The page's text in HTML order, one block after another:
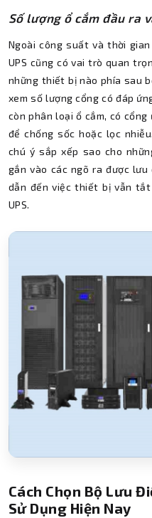
Số lượng ổ cắm đầu ra
Ngoài công suất và thời
UPS cũng có vai trò quan
những thiết bị nào phía sau
xem số lượng cổng có đáp
còn phân loại ổ cắm, có
để chống sốc hoặc lọc
chú ý sắp xếp sao cho
gắn vào các ngõ ra được
dẫn đến việc thiết bị vẫn
UPS.
Cách Chọn Bộ Lưu
Sử Dụng Hiện Nay